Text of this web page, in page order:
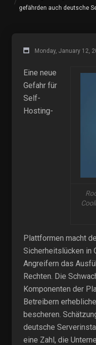
gefährden auch deutsche
Monday, January 12,
Eine neue
Gefahr für
Self-
Hosting-
Plattformen macht
Sicherheitslücken in
Angreifern das
Rechten. Die
Komponenten der
Betreibern
bescheren.
deutsche
eine Zahl, die